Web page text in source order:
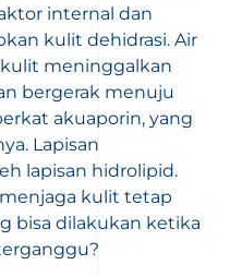
internal dan
kulit dehidrasi. Air
meninggalkan
bergerak menuju
akuaporin, yang
Lapisan
lapisan hidrolipid.
kulit tetap
bisa dilakukan ketika